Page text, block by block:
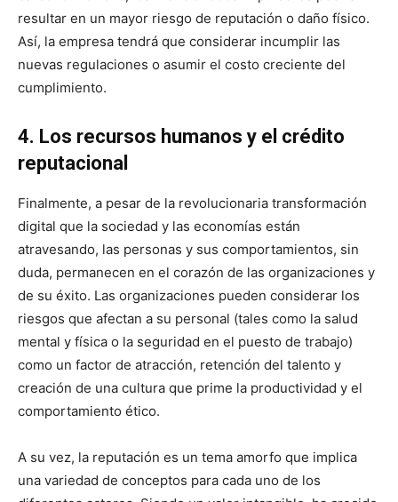
resultar en un mayor riesgo de reputación o daño físico.
Así, la empresa tendrá que considerar incumplir las
nuevas regulaciones o asumir el costo creciente del
cumplimiento.
4. Los recursos humanos y el crédito
reputacional
Finalmente, a pesar de la revolucionaria transformación
digital que la sociedad y las economías están
atravesando, las personas y sus comportamientos, sin
duda, permanecen en el corazón de las organizaciones y
de su éxito. Las organizaciones pueden considerar los
riesgos que afectan a su personal (tales como la salud
mental y física o la seguridad en el puesto de trabajo)
como un factor de atracción, retención del talento y
creación de una cultura que prime la productividad y el
comportamiento ético.
A su vez, la reputación es un tema amorfo que implica
una variedad de conceptos para cada uno de los